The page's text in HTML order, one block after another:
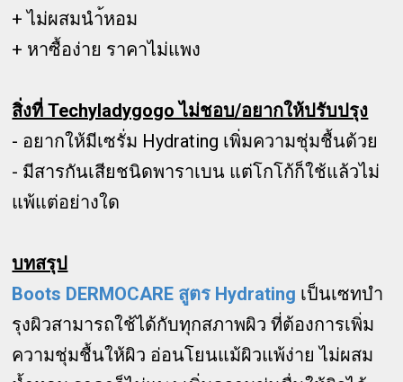
+ ไม่ผสมนำ้หอม
+ หาซื้อง่าย ราคาไม่แพง
สิ่งที่ Techyladygogo ไม่ชอบ/อยากให้ปรับปรุง
- อยากให้มีเซรั่ม Hydrating เพิ่มความชุ่มชื้นด้วย
- มีสารกันเสียชนิดพาราเบน แต่โกโก้ก็ใช้แล้วไม่
แพ้แต่อย่างใด
บทสรุป
Boots DERMOCARE สูตร Hydrating เป็นเซทบำ
รุงผิวสามารถใช้ได้กับทุกสภาพผิว ที่ต้องการเพิ่ม
ความชุ่มชื้นให้ผิว อ่อนโยนแม้ผิวแพ้ง่าย ไม่ผสม